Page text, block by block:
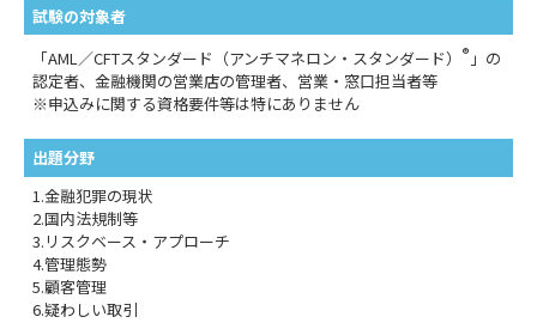
試験の対象者
「AML／CFTスタンダード（アンチマネロン・スタンダード）
® 」の
認定者、金融機関の営業店の管理者、営業・窓口担当者等
※申込みに関する資格要件等は特にありません
出題分野
1.金融犯罪の現状
2.国内法規制等
3.リスクベース・アプローチ
4.管理態勢
5.顧客管理
6.疑わしい取引